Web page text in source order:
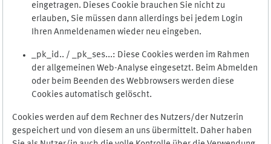
eingetragen. Dieses Cookie brauchen Sie nicht zu
erlauben, Sie müssen dann allerdings bei jedem Login
Ihren Anmeldenamen wieder neu eingeben.
_pk_id.. / _pk_ses...: Diese Cookies werden im Rahmen
der allgemeinen Web-Analyse eingesetzt. Beim Abmelden
oder beim Beenden des Webbrowsers werden diese
Cookies automatisch gelöscht.
Cookies werden auf dem Rechner des Nutzers/der Nutzerin
gespeichert und von diesem an uns übermittelt. Daher haben